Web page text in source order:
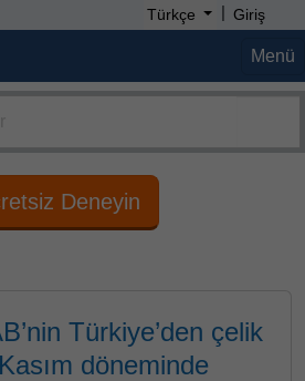
Türkçe | Giriş
Menü
Deneyin
Türkiye’den çelik
döneminde